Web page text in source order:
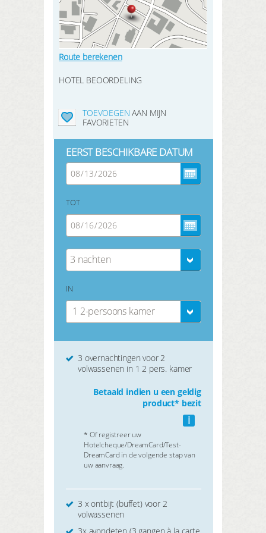
Route berekenen
HOTEL BEOORDELING
TOEVOEGEN AAN MIJN
FAVORIETEN
EERST BESCHIKBARE DATUM
TOT
3 nachten
IN
1 2-persoons kamer
3 overnachtingen voor 2
volwassenen in 1 2 pers. kamer
Betaald indien u een geldig
product* bezit
i
* Of registreer uw
Hotelcheque/DreamCard/Test-
DreamCard in de volgende stap van
uw aanvraag.
3 x ontbijt (buffet) voor 2
volwassenen
3x avondeten (3 gangen à la carte